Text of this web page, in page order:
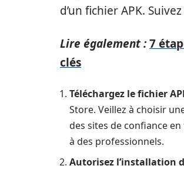
d’un fichier APK.
Lire également :7
clés
Téléchargez le fichier
Store. Veillez à choisir
des sites de confiance
à des professionnels.
Autorisez l’installation